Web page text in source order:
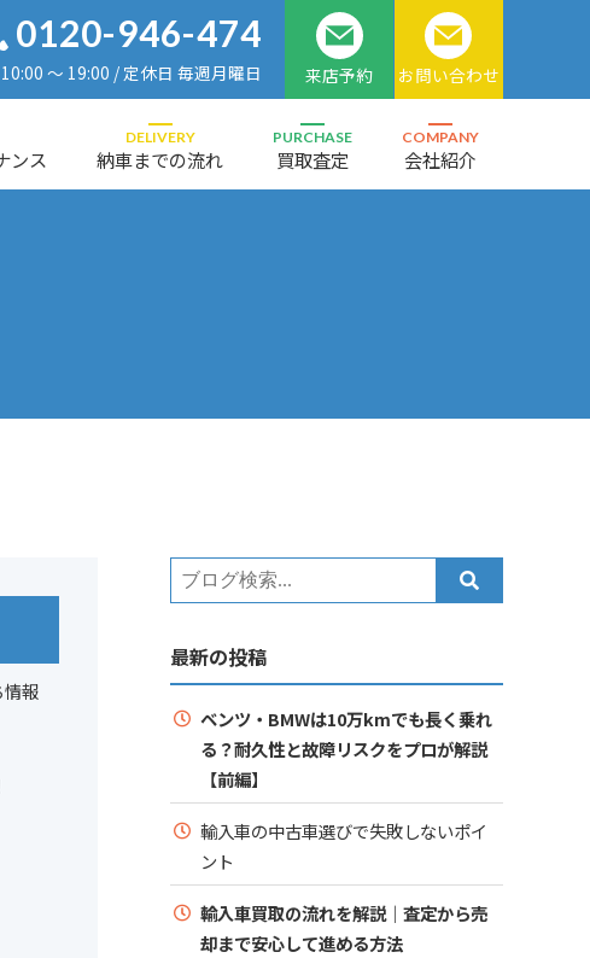
0120-946-474
～ 19:00 / 定休日 毎週月曜日 来店予約 お問い合わせ
ンス
DELIVERY
納車までの流れ
PURCHASE
買取査定
COMPANY
会社紹介
情報
最新の投稿
ベンツ・BMWは10万kmでも長く乗れ
る？耐久性と故障リスクをプロが解説
【前編】
輸入車の中古車選びで失敗しないポイ
ント
輸入車買取の流れを解説｜査定から売
却まで安心して進める方法